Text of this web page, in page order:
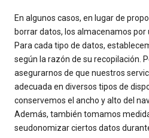
En algunos casos, en lugar de
borrar datos, los almacenamos
Para cada tipo de datos,
según la razón de su recopilación.
asegurarnos de que nuestros
adecuada en diversos tipos de
conservemos el ancho y alto del
Además, también tomamos
seudonomizar ciertos datos